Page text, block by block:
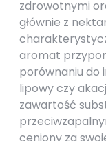
zdrowotnymi
głównie z
aromat
porównaniu do
lipowy czy
zawartość